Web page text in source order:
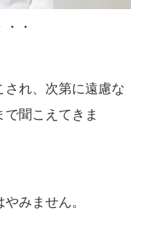
・
れ、次第に遠慮な
で聞こえてきま
みません。